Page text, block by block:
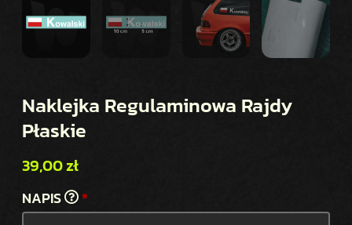
Naklejka Regulaminowa Rajdy
Płaskie
39,00zł
NAPIS *